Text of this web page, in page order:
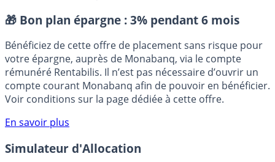
Placement sans risque
🎁 Bon plan épargne : 3% pendant 6 mois
Bénéficiez de cette offre de placement sans risque pour
votre épargne, auprès de Monabanq, via le compte
rémunéré Rentabilis. Il n’est pas nécessaire d’ouvrir un
Voir conditions sur la page dédiée à cette offre.
En savoir plus